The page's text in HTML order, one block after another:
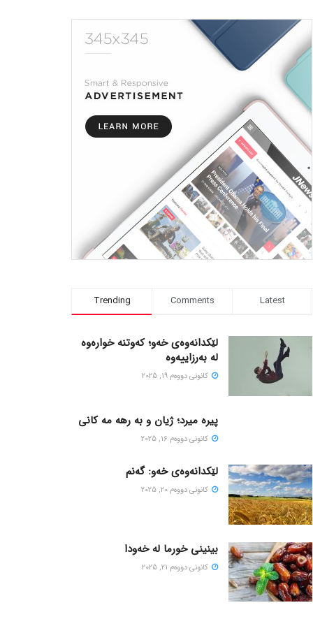
Trending Comments Latest
لێکدانەوەی خەو؛ کەوتنە خوارەوە
لە بەرزاییەوە
كانونی دووه‌م 19, 2025
پیره میرد؛ ژیان و به رهه مه کانی
كانونی دووه‌م 16, 2025
لێکدانەوەی خەو: گەنم
كانونی دووه‌م 20, 2025
بینینی خورما لە خەودا
كانونی دووه‌م 21, 2025